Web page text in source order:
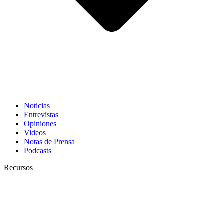
Noticias
Entrevistas
Opiniones
Videos
Notas de Prensa
Podcasts
Recursos